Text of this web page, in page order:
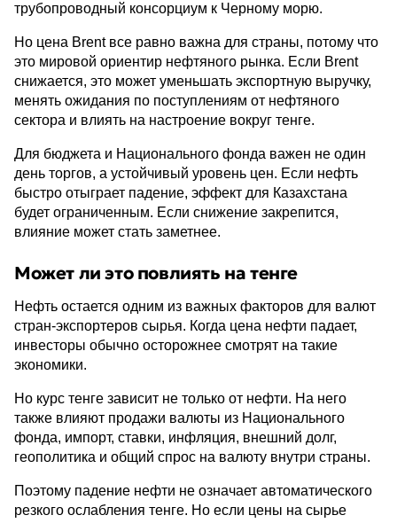
трубопроводный консорциум к Черному морю.
Но цена Brent все равно важна для страны, потому что
это мировой ориентир нефтяного рынка. Если Brent
снижается, это может уменьшать экспортную выручку,
менять ожидания по поступлениям от нефтяного
сектора и влиять на настроение вокруг тенге.
Для бюджета и Национального фонда важен не один
день торгов, а устойчивый уровень цен. Если нефть
быстро отыграет падение, эффект для Казахстана
будет ограниченным. Если снижение закрепится,
влияние может стать заметнее.
Может ли это повлиять на тенге
Нефть остается одним из важных факторов для валют
стран-экспортеров сырья. Когда цена нефти падает,
инвесторы обычно осторожнее смотрят на такие
экономики.
Но курс тенге зависит не только от нефти. На него
также влияют продажи валюты из Национального
фонда, импорт, ставки, инфляция, внешний долг,
геополитика и общий спрос на валюту внутри страны.
Поэтому падение нефти не означает автоматического
резкого ослабления тенге. Но если цены на сырье